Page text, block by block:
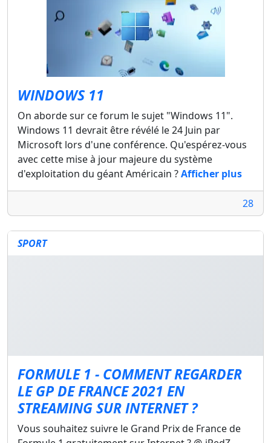
WINDOWS 11
On aborde sur ce forum le sujet "Windows 11".
Windows 11 devrait être révélé le 24 Juin par
Microsoft lors d'une conférence. Qu'espérez-vous
avec cette mise à jour majeure du système
d'exploitation du géant Américain ?Afficher plus
28
SPORT
FORMULE 1 - COMMENT REGARDER
LE GP DE FRANCE 2021 EN
STREAMING SUR INTERNET ?
Vous souhaitez suivre le Grand Prix de France de